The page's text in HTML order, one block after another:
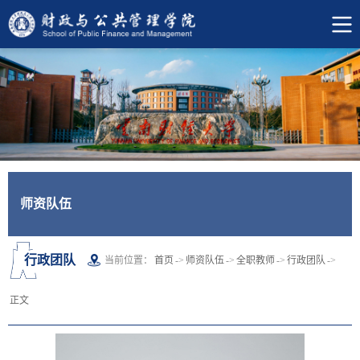
师资队伍
行政团队 当前位置： 首页-> 师资队伍 -> 全职教师-> 行政团队 ->
正文